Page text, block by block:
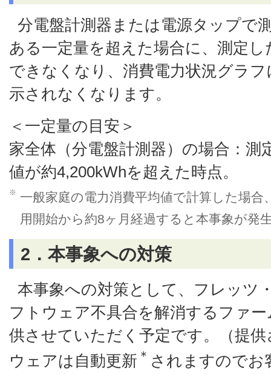
分電盤計測器または電源タップで
ある一定量を超えた場合に、測定
できなくなり、消費電力状況グラ
示されなくなります。
＜一定量の目安＞
家全体（分電盤計測器）の場合：測
値が約4,200kWhを超えた時点。
※ 一般家庭の電力消費平均値で計算した場
用開始から約8ヶ月経過すると本事象が発
2．本事象への対策
本事象への対策として、フレッツ
フトウェア不具合を解消するファ
供させていただく予定です。（提
ウェアは自動更新 ＊ されますのでお